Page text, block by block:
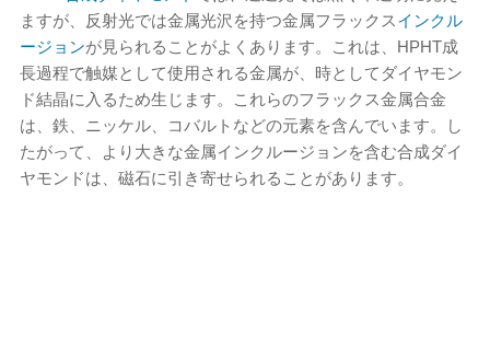
ますが、反射光では金属光沢を持つ金属フラックスインクル
ージョンが見られることがよくあります。これは、HPHT成
長過程で触媒として使用される金属が、時としてダイヤモン
ド結晶に入るため生じます。これらのフラックス金属合金
は、鉄、ニッケル、コバルトなどの元素を含んでいます。し
たがって、より大きな金属インクルージョンを含む合成ダイ
ヤモンドは、磁石に引き寄せられることがあります。